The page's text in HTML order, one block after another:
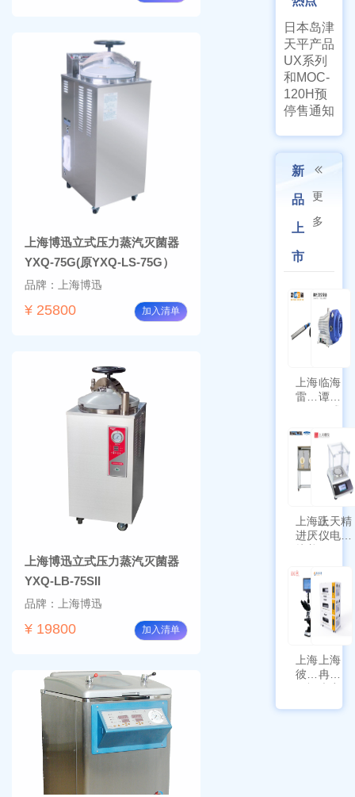
上海博迅立式压力蒸汽灭菌器
YXQ-75G(原YXQ-LS-75G）
品牌：上海博迅
¥ 25800 加入清单
上海博迅立式压力蒸汽灭菌器
YXQ-LB-75SII
品牌：上海博迅
¥ 19800 加入清单
日本岛津
天平产品
UX系列
和MOC-
120H预
停售通知
新
品
上
市
更
多
上海
雷磁
符合
新国
标带
功能
临海
谭氏
干式
泵
SPL-
10
上海跃
进厌氧
培养箱
III-T
上天精
仪电子
带审计
追踪功
能
上海
彼爱
姆视
上海
冉绘
大容